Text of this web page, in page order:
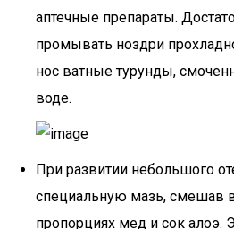
аптечные препараты.
промывать ноздри
нос ватные турунды,
воде.
При развитии небольшого
специальную мазь, смешав
пропорциях мед и сок алоэ.